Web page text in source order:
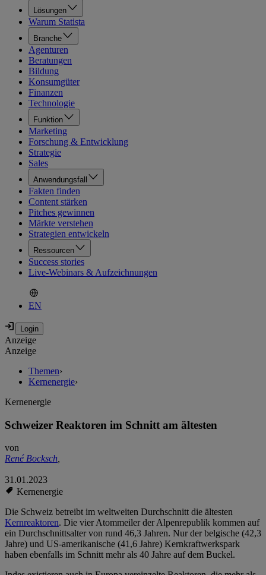
Lösungen
Warum Statista
Branche
Agenturen
Beratungen
Bildung
Konsumgüter
Finanzen
Technologie
Funktion
Marketing
Forschung & Entwicklung
Strategie
Sales
Anwendungsfall
Fakten finden
Content stärken
Pitches gewinnen
Märkte verstehen
Strategien entwickeln
Ressourcen
Success stories
Live-Webinars & Aufzeichnungen
EN
Anzeige
Anzeige
Themen›
Kernenergie›
Kernenergie
Schweizer Reaktoren im Schnitt am ältesten
von
René Bocksch,
31.01.2023
Kernenergie
Die Schweiz betreibt im weltweiten Durchschnitt die ältesten
Kernreaktoren. Die vier Atommeiler der Alpenrepublik kommen auf
ein Durchschnittsalter von rund 46,3 Jahren. Nur der belgische (42,3
Jahre) und US-amerikanische (41,6 Jahre) Kernkraftwerkspark
haben ebenfalls im Schnitt mehr als 40 Jahre auf dem Buckel.